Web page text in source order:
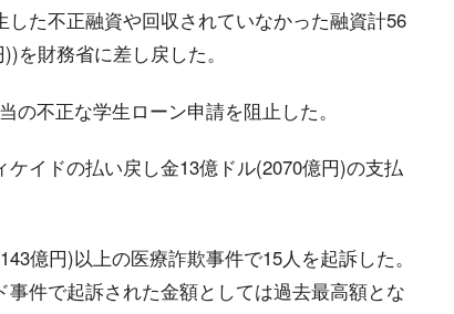
た不正融資や回収されていなかった融資計56
を財務省に差し戻した。
の不正な学生ローン申請を阻止した。
イドの払い戻し金13億ドル(2070億円)の支払
億円)以上の医療詐欺事件で15人を起訴した。
件で起訴された金額としては過去最高額とな